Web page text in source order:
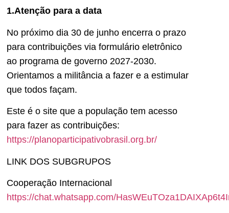
1.Atenção para a data
No próximo dia 30 de junho encerra o prazo
para contribuições via formulário eletrônico
ao programa de governo 2027-2030.
Orientamos a militância a fazer e a estimular
que todos façam.
Este é o site que a população tem acesso
para fazer as contribuições:
https://planoparticipativobrasil.org.br/
LINK DOS SUBGRUPOS
Cooperação Internacional
https://chat.whatsapp.com/